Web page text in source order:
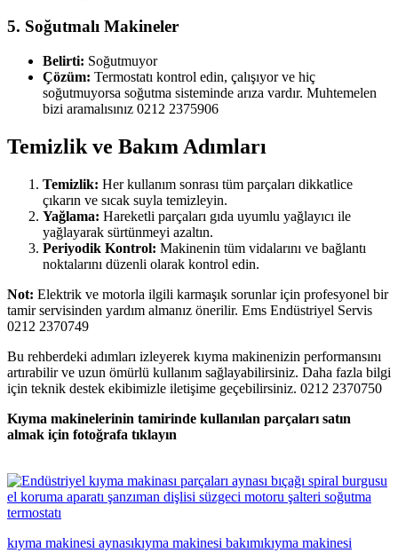
5. Soğutmalı Makineler
Belirti: Soğutmuyor
Çözüm: Termostatı kontrol edin, çalışıyor ve hiç
soğutmuyorsa soğutma sisteminde arıza vardır. Muhtemelen
bizi aramalısınız 0212 2375906
Temizlik ve Bakım Adımları
Temizlik: Her kullanım sonrası tüm parçaları dikkatlice
çıkarın ve sıcak suyla temizleyin.
Yağlama: Hareketli parçaları gıda uyumlu yağlayıcı ile
yağlayarak sürtünmeyi azaltın.
Periyodik Kontrol: Makinenin tüm vidalarını ve bağlantı
noktalarını düzenli olarak kontrol edin.
Not: Elektrik ve motorla ilgili karmaşık sorunlar için profesyonel bir
tamir servisinden yardım almanız önerilir. Ems Endüstriyel Servis
0212 2370749
Bu rehberdeki adımları izleyerek kıyma makinenizin performansını
artırabilir ve uzun ömürlü kullanım sağlayabilirsiniz. Daha fazla bilgi
için teknik destek ekibimizle iletişime geçebilirsiniz. 0212 2370750
Kıyma makinelerinin tamirinde kullanılan parçaları satın
almak için fotoğrafa tıklayın
kıyma makinesi aynasıkıyma makinesi bakımıkıyma makinesi